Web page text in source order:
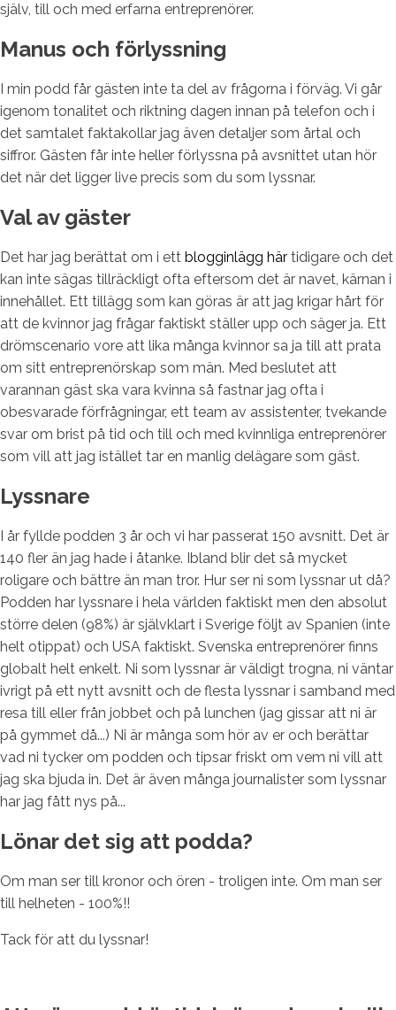
själv, till och med erfarna entreprenörer.
Manus och förlyssning
I min podd får gästen inte ta del av frågorna i förväg. Vi går
igenom tonalitet och riktning dagen innan på telefon och i
det samtalet faktakollar jag även detaljer som årtal och
siffror. Gästen får inte heller förlyssna på avsnittet utan hör
det när det ligger live precis som du som lyssnar.
Val av gäster
Det har jag berättat om i ett blogginlägg här tidigare och det
kan inte sägas tillräckligt ofta eftersom det är navet, kärnan i
innehållet. Ett tillägg som kan göras är att jag krigar hårt för
att de kvinnor jag frågar faktiskt ställer upp och säger ja. Ett
drömscenario vore att lika många kvinnor sa ja till att prata
om sitt entreprenörskap som män. Med beslutet att
varannan gäst ska vara kvinna så fastnar jag ofta i
obesvarade förfrågningar, ett team av assistenter, tvekande
svar om brist på tid och till och med kvinnliga entreprenörer
som vill att jag istället tar en manlig delägare som gäst.
Lyssnare
I år fyllde podden 3 år och vi har passerat 150 avsnitt. Det är
140 fler än jag hade i åtanke. Ibland blir det så mycket
roligare och bättre än man tror. Hur ser ni som lyssnar ut då?
Podden har lyssnare i hela världen faktiskt men den absolut
större delen (98%) är självklart i Sverige följt av Spanien (inte
helt otippat) och USA faktiskt. Svenska entreprenörer finns
globalt helt enkelt. Ni som lyssnar är väldigt trogna, ni väntar
ivrigt på ett nytt avsnitt och de flesta lyssnar i samband med
resa till eller från jobbet och på lunchen (jag gissar att ni är
på gymmet då...) Ni är många som hör av er och berättar
vad ni tycker om podden och tipsar friskt om vem ni vill att
jag ska bjuda in. Det är även många journalister som lyssnar
har jag fått nys på...
Lönar det sig att podda?
Om man ser till kronor och ören - troligen inte. Om man ser
till helheten - 100%!!
Tack för att du lyssnar!